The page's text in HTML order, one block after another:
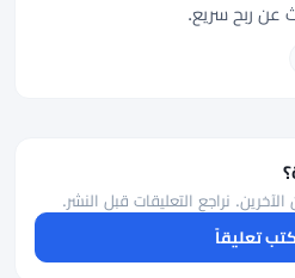
عن ربح سريع.
نراجع التعليقات قبل النشر.
تعليقاً